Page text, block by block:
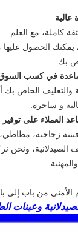
كاملة، مع العلم
الحصول عليها
بك
الخاص بك
و ساحرة.
زجاجية،
الصيدلانية، ونحن
الأمني من باب إلى
وعينات